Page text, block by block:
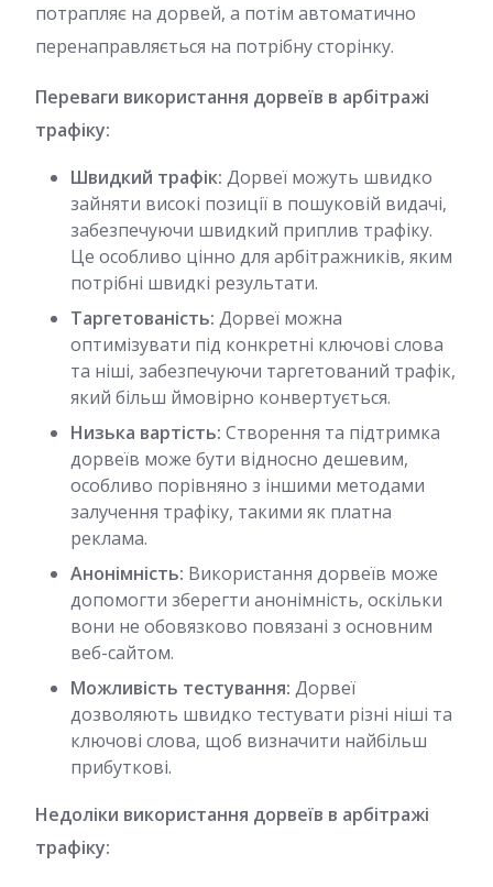
потрапляє на дорвей, а потім автоматично
перенаправляється на потрібну сторінку.
Переваги використання дорвеїв в арбітражі
трафіку:
Швидкий трафік: Дорвеї можуть швидко
зайняти високі позиції в пошуковій видачі,
забезпечуючи швидкий приплив трафіку.
Це особливо цінно для арбітражників, яким
потрібні швидкі результати.
Таргетованість: Дорвеї можна
оптимізувати під конкретні ключові слова
та ніші, забезпечуючи таргетований трафік,
який більш ймовірно конвертується.
Низька вартість: Створення та підтримка
дорвеїв може бути відносно дешевим,
особливо порівняно з іншими методами
залучення трафіку, такими як платна
реклама.
Анонімність: Використання дорвеїв може
допомогти зберегти анонімність, оскільки
вони не обовязково повязані з основним
веб-сайтом.
Можливість тестування: Дорвеї
дозволяють швидко тестувати різні ніші та
ключові слова, щоб визначити найбільш
прибуткові.
Недоліки використання дорвеїв в арбітражі
трафіку: